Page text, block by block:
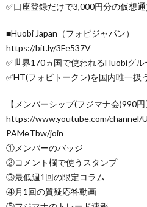
✅口座登録だけで3,000円分の仮想通
■Huobi Japan（フォビジャパン）
https://bit.ly/3Fe537V
✅世界170ヵ国で使われるHuobiグル
✅HT(フォビトークン)を国内唯一扱
【メンバーシップ(フジマナ会)990円
https://www.youtube.com/channel/
PAMeTbw/join
①メンバーのバッジ
②コメント欄で使うスタンプ
③最低週1回の限定コラム
④月1回の質疑応答動画